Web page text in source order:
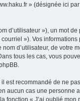
» (désignée ici
d’utilisateur »), un mot
»). Vos
d’utilisateur, de votre
tous les cas, vous
recommandé de ne
aucun cas une
« J’ai oublié